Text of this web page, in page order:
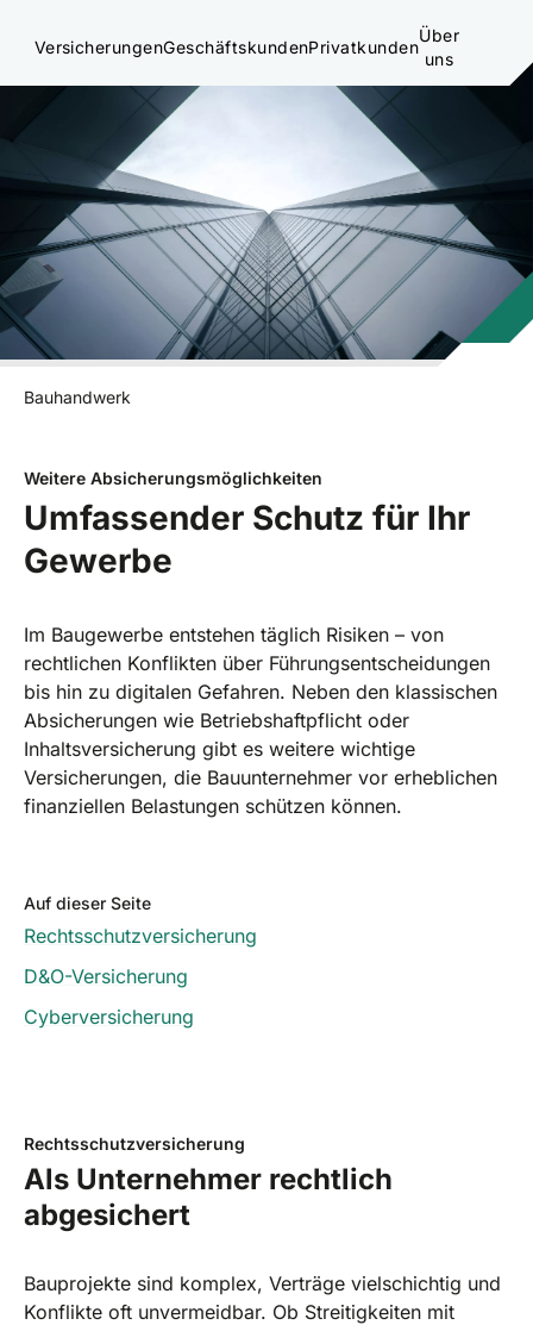
VersicherungenGeschäftskundenPrivatkunden
Über
uns
Bauhandwerk
Weitere Absicherungsmöglichkeiten
Umfassender Schutz für Ihr
Gewerbe
Im Baugewerbe entstehen täglich Risiken – von
rechtlichen Konflikten über Führungsentscheidungen
bis hin zu digitalen Gefahren. Neben den klassischen
Absicherungen wie Betriebshaftpflicht oder
Inhaltsversicherung gibt es weitere wichtige
Versicherungen, die Bauunternehmer vor erheblichen
finanziellen Belastungen schützen können.
Auf dieser Seite
Rechtsschutzversicherung
D&O-Versicherung
Cyberversicherung
Rechtsschutzversicherung
Als Unternehmer rechtlich
abgesichert
Bauprojekte sind komplex, Verträge vielschichtig und
Konflikte oft unvermeidbar. Ob Streitigkeiten mit